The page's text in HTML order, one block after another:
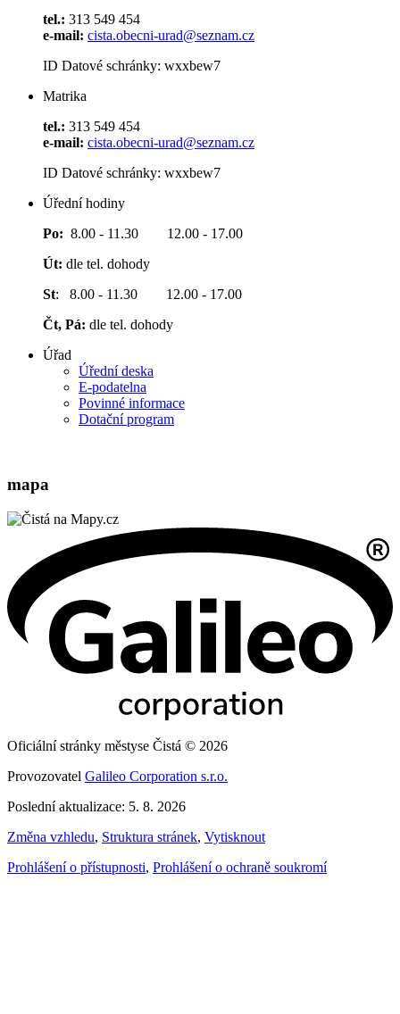
tel.: 313 549 454
e-mail: cista.obecni-urad@seznam.cz
ID Datové schránky: wxxbew7
Matrika
tel.: 313 549 454
e-mail: cista.obecni-urad@seznam.cz
ID Datové schránky: wxxbew7
Úřední hodiny
Po: 8.00 - 11.30 12.00 - 17.00
Út: dle tel. dohody
St: 8.00 - 11.30 12.00 - 17.00
Čt, Pá: dle tel. dohody
Úřad
Úřední deska
E-podatelna
Povinné informace
Dotační program
mapa
Oficiální stránky městyse Čistá © 2026
Provozovatel Galileo Corporation s.r.o.
Poslední aktualizace: 5. 8. 2026
Změna vzhledu, Struktura stránek, Vytisknout
Prohlášení o přístupnosti, Prohlášení o ochraně soukromí